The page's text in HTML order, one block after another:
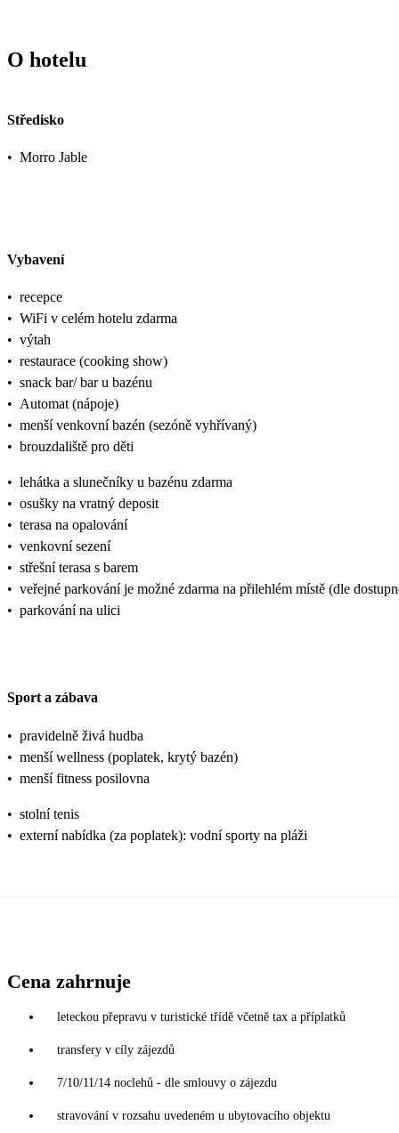
O hotelu
Středisko
• Morro Jable
Vybavení
• recepce
• WiFi v celém hotelu zdarma
• výtah
• restaurace (cooking show)
• snack bar/ bar u bazénu
• Automat (nápoje)
• menší venkovní bazén (sezóně vyhřívaný)
• brouzdaliště pro děti
• lehátka a slunečníky u bazénu zdarma
• osušky na vratný deposit
• terasa na opalování
• venkovní sezení
• střešní terasa s barem
• veřejné parkování je možné zdarma na přilehlém místě (dle
• parkování na ulici
Sport a zábava
• pravidelně živá hudba
• menší wellness (poplatek, krytý bazén)
• menší fitness posilovna
• stolní tenis
• externí nabídka (za poplatek): vodní sporty na pláži
Cena zahrnuje
leteckou přepravu v turistické třídě včetně tax a příplatků
transfery v cíly zájezdů
7/10/11/14 noclehů - dle smlouvy o zájezdu
stravování v rozsahu uvedeném u ubytovacího objektu